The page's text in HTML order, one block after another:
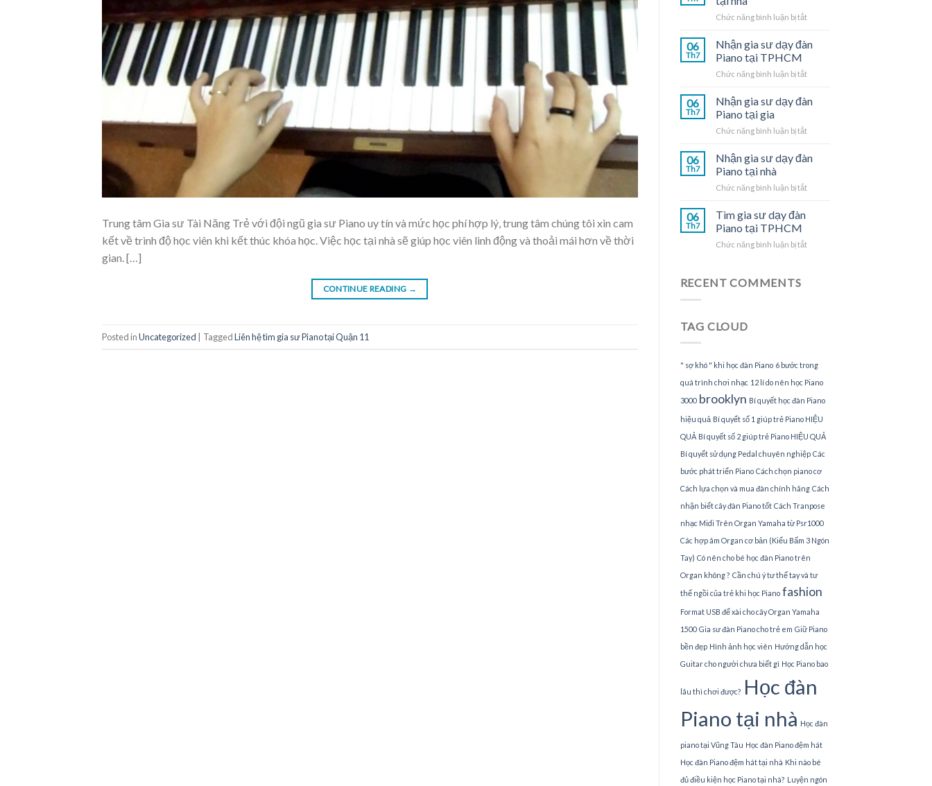
Trung tâm Gia sư Tài Năng Trẻ với đội ngũ gia sư Piano uy tín và mức học phí hợp lý, trung tâm chúng tôi xin cam
kết về trình độ học viên khi kết thúc khóa học. Việc học tại nhà sẽ giúp học viên linh động và thoải mái hơn về thời
gian. […]
CONTINUE READING →
Posted inUncategorized TaggedLiên hệ tìm gia sư Piano tại Quận 11
Chức năng bình luận bị tắtở
Piano
nhà
06
Th7
Nhận gia sư dạy đàn
Piano tại TPHCM
Chức năng bình luận bị tắtở
đàn
tại
06
Th7
Nhận gia sư dạy đàn
Piano tại gia
Chức năng bình luận bị tắtở
đàn
06
Th7
Nhận gia sư dạy đàn
Piano tại nhà
Chức năng bình luận bị tắtở
đàn
06
Th7
Tìm gia sư dạy đàn
Piano tại TPHCM
Chức năng bình luận bị tắtở
RECENT COMMENTS
TAG CLOUD
" sợ khó " khi học đàn Piano 6 bước trong
quá trình chơi nhạc 12 lí do nên học Piano
3000 brooklyn Bí quyết học đàn Piano
hiệu quả Bí quyết số 1 giúp trẻ Piano HIỆU
QUẢ Bí quyết số 2 giúp trẻ Piano HIỆU QUẢ
Bí quyết sử dụng Pedal chuyên nghiệp Các
bước phát triển Piano Cách chọn piano cơ
Cách lựa chọn và mua đàn chính hãng Cách
nhận biết cây đàn Piano tốt Cách Tranpose
nhạc Midi Trên Organ Yamaha từ Psr1000
Các hợp âm Organ cơ bản (Kiểu Bấm 3 Ngón
Tay) Có nên cho bé học đàn Piano trên
Organ không ? Cần chú ý tư thế tay và tư
thế ngồi của trẻ khi học Piano fashion
Format USB để xài cho cây Organ Yamaha
1500 Gia sư đàn Piano cho trẻ em Giữ Piano
bền đẹp Hình ảnh học viên Hướng dẫn học
Guitar cho người chưa biết gì Học Piano bao
lâu thì chơi được? Học đàn
Piano tại nhà Học đàn
piano tại Vũng Tàu Học đàn Piano đệm hát
Học đàn Piano đệm hát tại nhà Khi nào bé
đủ điều kiện học Piano tại nhà? Luyện ngón